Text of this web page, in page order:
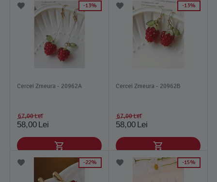
13%
Cercei Zmeura - 20962A
67,00Lei
58,00 Lei
13%
Cercei Zmeura - 20962B
67,00Lei
58,00 Lei
22% 15%